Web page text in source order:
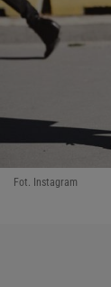
Fot. Instagram